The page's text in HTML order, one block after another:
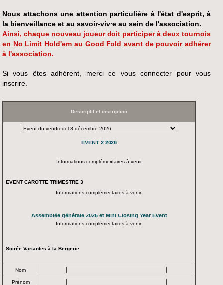
Nous attachons une attention particulière à l'état d'esprit, à
la bienveillance et au savoir-vivre au sein de l'association.
Ainsi, chaque nouveau joueur doit participer à deux tournois
en No Limit Hold'em au Good Fold avant de pouvoir adhérer
à l'association.
Si vous êtes adhérent, merci de vous connecter pour vous
inscrire.
Descriptif et inscription
EVENT 2 2026
Informations complémentaires à venir
EVENT CAROTTE TRIMESTRE 3
Informations complémentaires à venir.
Assemblée générale 2026 et Mini Closing Year Event
Informations complémentaires à venir.
Soirée Variantes à la Bergerie
Nom
Prénom